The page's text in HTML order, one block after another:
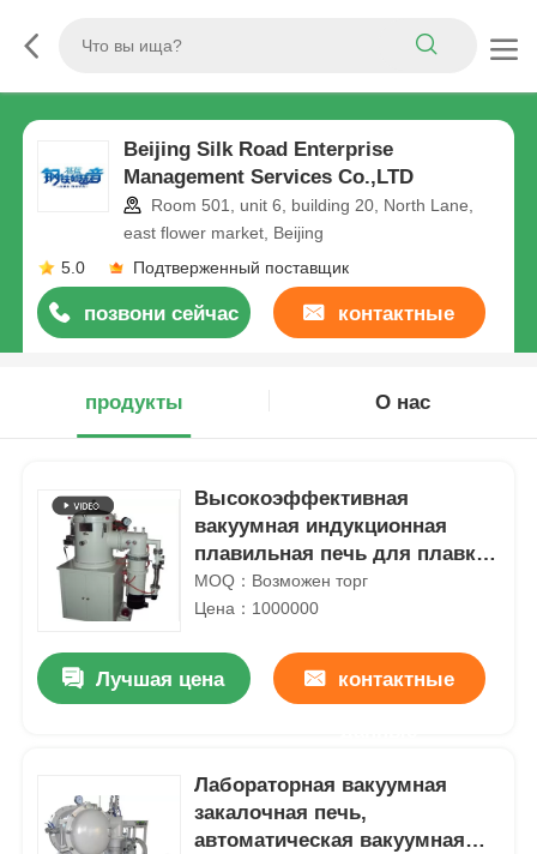
Beijing Silk Road Enterprise
Management Services Co.,LTD
Room 501, unit 6, building 20, North Lane,
east flower market, Beijing
5.0
Подтверженный поставщик
позвони сейчас контактные
продукты
О нас
Высокоэффективная
вакуумная индукционная
плавильная печь для плавки
меди / алюминия
MOQ：Возможен торг
Цена：1000000
Лучшая цена контактные
Лабораторная вакуумная
закалочная печь,
автоматическая вакуумная